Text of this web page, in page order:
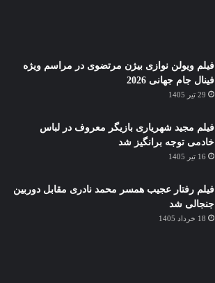
فیلم ویولن نوازی بیژن مرتضوی در مراسم ویژه
فینال جام جهانی 2026
29 تیر 1405
فیلم مجید شهریاری بازیگر معروف در لباس
خادمی توجه برانگیز شد
16 تیر 1405
فیلم رفتار عجیب همسر محمد نادری مقابل دوربین
جنجالی شد
18 خرداد 1405